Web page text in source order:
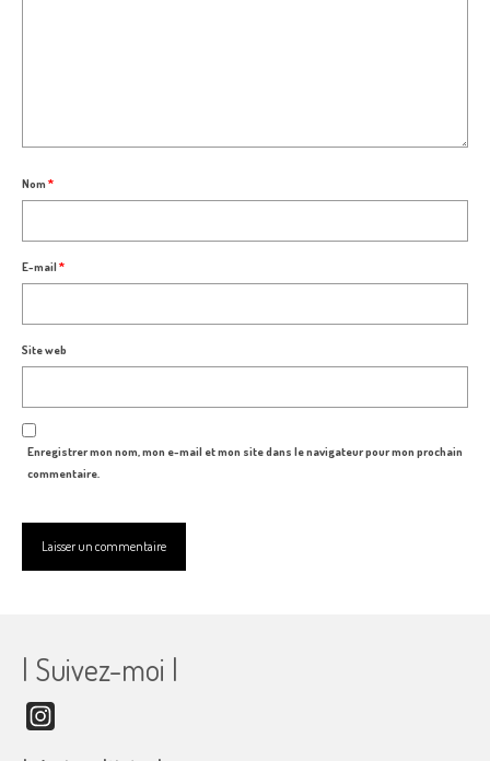
Nom *
E-mail*
Site web
Enregistrer mon nom, mon e-mail et mon site dans le navigateur pour mon prochain
commentaire.
| Suivez-moi |